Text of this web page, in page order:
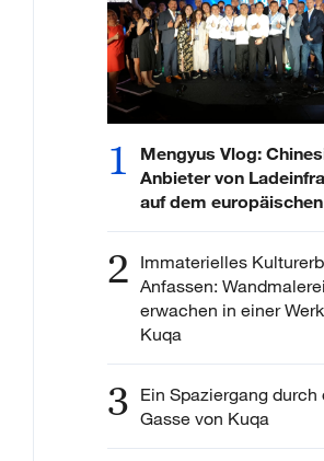
1
Mengyus Vlog:
Anbieter von
auf dem
2 Immaterielles
Anfassen:
erwachen in einer
Kuqa
3 Ein Spaziergang durch
Gasse von Kuqa